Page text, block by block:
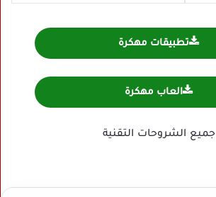
تطبيقات مهكرة
العاب مهكرة
جميع الشروحات التقنية